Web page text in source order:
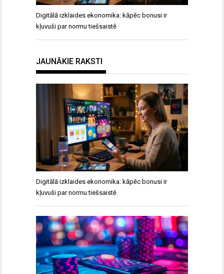
Digitālā izklaides ekonomika: kāpēc bonusi ir
kļuvuši par normu tiešsaistē
JAUNĀKIE RAKSTI
Digitālā izklaides ekonomika: kāpēc bonusi ir
kļuvuši par normu tiešsaistē